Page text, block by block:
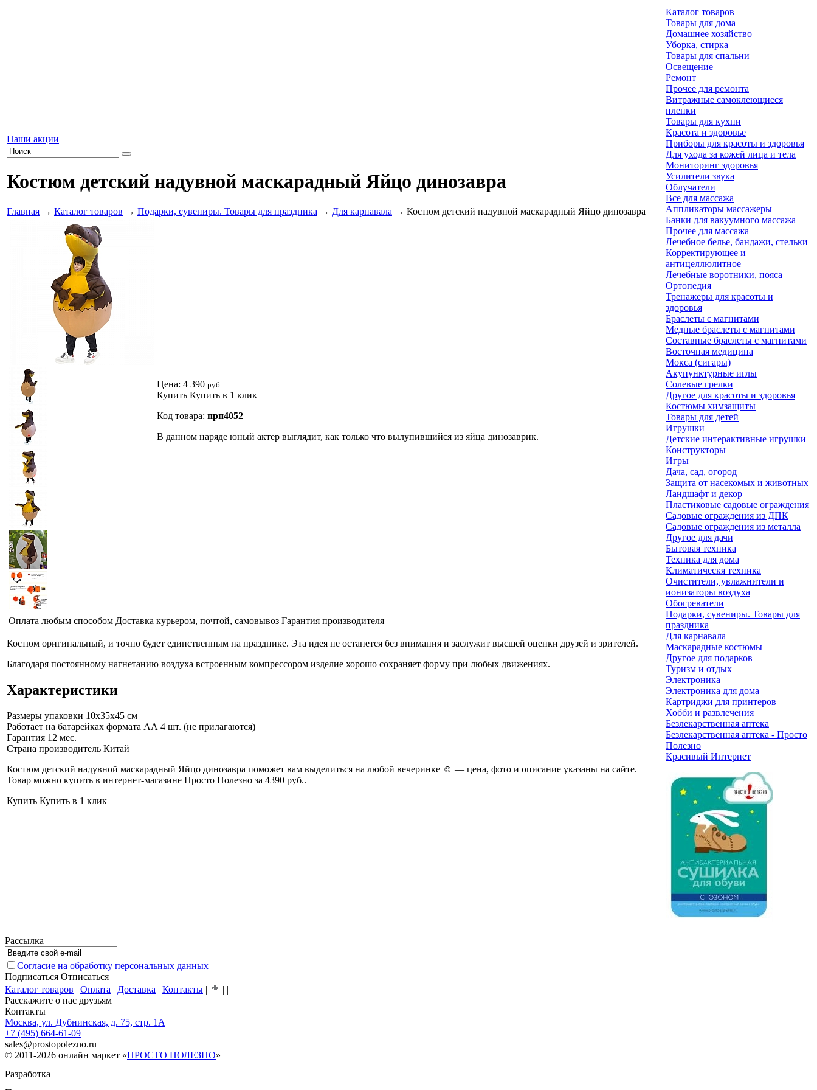
Наши акции
Костюм детский надувной маскарадный Яйцо динозавра
Главная → Каталог товаров → Подарки, сувениры. Товары для праздника → Для карнавала → Костюм детский надувной маскарадный Яйцо динозавра
Цена: 4 390 руб.
Купить Купить в 1 клик
Код товара: прп4052
В данном наряде юный актер выглядит, как только что вылупившийся из яйца динозаврик.
Оплата любым способом Доставка курьером, почтой, самовывоз Гарантия производителя
Костюм оригинальный, и точно будет единственным на празднике. Эта идея не останется без внимания и заслужит высшей оценки друзей и зрителей.
Благодаря постоянному нагнетанию воздуха встроенным компрессором изделие хорошо сохраняет форму при любых движениях.
Характеристики
Размеры упаковки 10x35x45 см
Работает на батарейках формата АА 4 шт. (не прилагаются)
Гарантия 12 мес.
Страна производитель Китай
Костюм детский надувной маскарадный Яйцо динозавра поможет вам выделиться на любой вечеринке ☺ — цена, фото и описание указаны на сайте.
Товар можно купить в интернет-магазине Просто Полезно за 4390 руб..
Купить Купить в 1 клик
Каталог товаров
Товары для дома
Домашнее хозяйство
Уборка, стирка
Товары для спальни
Освещение
Ремонт
Прочее для ремонта
Витражные самоклеющиеся
пленки
Товары для кухни
Красота и здоровье
Приборы для красоты и здоровья
Для ухода за кожей лица и тела
Мониторинг здоровья
Усилители звука
Облучатели
Все для массажа
Аппликаторы массажеры
Банки для вакуумного массажа
Прочее для массажа
Лечебное белье, бандажи, стельки
Корректирующее и
антицеллюлитное
Лечебные воротники, пояса
Ортопедия
Тренажеры для красоты и
здоровья
Браслеты с магнитами
Медные браслеты с магнитами
Составные браслеты с магнитами
Восточная медицина
Мокса (сигары)
Акупунктурные иглы
Солевые грелки
Другое для красоты и здоровья
Костюмы химзащиты
Товары для детей
Игрушки
Детские интерактивные игрушки
Конструкторы
Игры
Дача, сад, огород
Защита от насекомых и животных
Ландшафт и декор
Пластиковые садовые ограждения
Садовые ограждения из ДПК
Садовые ограждения из металла
Другое для дачи
Бытовая техника
Техника для дома
Климатическя техника
Очистители, увлажнители и
ионизаторы воздуха
Обогреватели
Подарки, сувениры. Товары для
праздника
Для карнавала
Маскарадные костюмы
Другое для подарков
Туризм и отдых
Электроника
Электроника для дома
Картриджи для принтеров
Хобби и развлечения
Безлекарственная аптека
Безлекарственная аптека - Просто
Полезно
Красивый Интернет
Рассылка
Согласие на обработку персональных данных
Подписаться Отписаться
Каталог товаров | Оплата | Доставка | Контакты | | |
Расскажите о нас друзьям
Контакты
Москва, ул. Дубнинская, д. 75, стр. 1А
+7 (495) 664-61-09
sales@prostopolezno.ru
© 2011-2026 онлайн маркет «ПРОСТО ПОЛЕЗНО»
Разработка –